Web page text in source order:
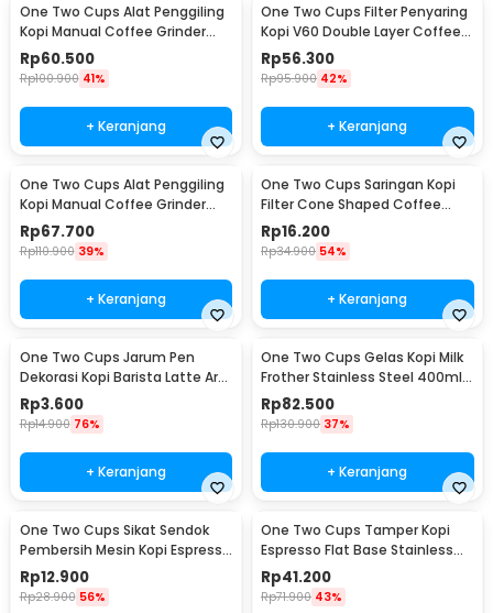
One Two Cups Alat Penggiling
Kopi Manual Coffee Grinder
Adjustable - RHNHA0176
Rp60.500
Rp100.900 41%
+ Keranjang
One Two Cups Filter Penyaring
Kopi V60 Double Layer Coffee
Filter - FS-40S
Rp56.300
Rp95.900 42%
+ Keranjang
One Two Cups Alat Penggiling
Kopi Manual Coffee Grinder
Adjustable - CF4146
Rp67.700
Rp110.900 39%
+ Keranjang
One Two Cups Saringan Kopi
Filter Cone Shaped Coffee
Dripper 1 PCS - K741
Rp16.200
Rp34.900 54%
+ Keranjang
One Two Cups Jarum Pen
Dekorasi Kopi Barista Latte Art
Needle 13cm - F3F27
Rp3.600
Rp14.900 76%
+ Keranjang
One Two Cups Gelas Kopi Milk
Frother Stainless Steel 400ml -
WZ0011
Rp82.500
Rp130.900 37%
+ Keranjang
One Two Cups Sikat Sendok
Pembersih Mesin Kopi Espresso
2in1 - 8809
Rp12.900
Rp28.900 56%
One Two Cups Tamper Kopi
Espresso Flat Base Stainless
Steel 51mm - SS51
Rp41.200
Rp71.900 43%